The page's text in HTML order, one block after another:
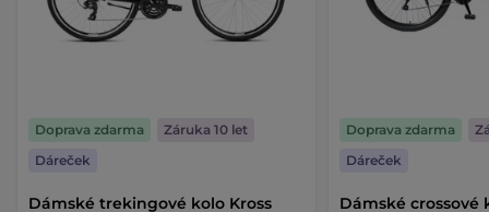
Dámské trekingové kolo Kross
Doprava zdarma
Záruka 10 let
Dáreček
Dámské crossové
Doprava zdarma
Dáreček